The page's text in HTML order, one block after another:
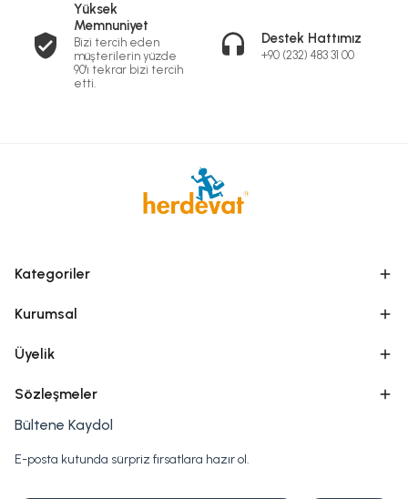
Yüksek
Memnuniyet
Bizi tercih eden
müşterilerin yüzde
90'ı tekrar bizi tercih
etti.
Destek Hattımız
+90 (232) 483 31 00
Kategoriler
Kurumsal
Üyelik
Sözleşmeler
Bültene Kaydol
E-posta kutunda sürpriz fırsatlara hazır ol.